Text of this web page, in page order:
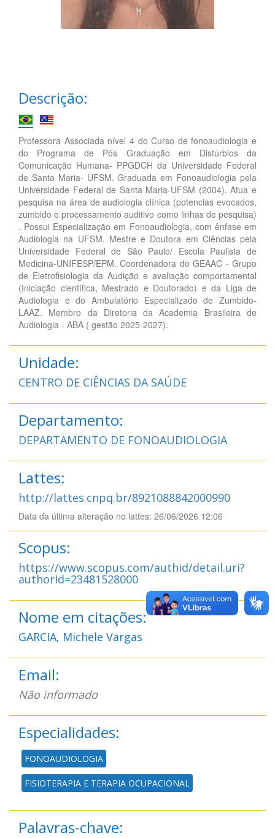
Descrição:
Professora Associada nível 4 do Curso de fonoaudiologia e
do Programa de Pós Graduação em Distúrbios da
Comunicação Humana- PPGDCH da Universidade Federal
de Santa Maria- UFSM. Graduada em Fonoaudiologia pela
Universidade Federal de Santa Maria-UFSM (2004). Atua e
pesquisa na área de audiologia clínica (potencias evocados,
zumbido e processamento auditivo como linhas de pesquisa)
. Possui Especialização em Fonoaudiologia, com ênfase em
Audiologia na UFSM. Mestre e Doutora em Ciências pela
Universidade Federal de São Paulo/ Escola Paulista de
Medicina-UNIFESP/EPM. Coordenadora do GEAAC - Grupo
de Eletrofisiologia da Audição e avaliação comportamental
(Iniciação científica, Mestrado e Doutorado) e da Liga de
Audiologia e do Ambulatório Especializado de Zumbido-
LAAZ. Membro da Diretoria da Academia Brasileira de
Audiologia - ABA ( gestão 2025-2027).
Unidade:
CENTRO DE CIÊNCIAS DA SAÚDE
Departamento:
DEPARTAMENTO DE FONOAUDIOLOGIA
Lattes:
http://lattes.cnpq.br/8921088842000990
Data da última alteração no lattes: 26/06/2026 12:06
Scopus:
https://www.scopus.com/authid/detail.uri?
authorId=23481528000
Nome em citações:
GARCIA, Michele Vargas
Email:
Não informado
Especialidades:
FONOAUDIOLOGIA
FISIOTERAPIA E TERAPIA OCUPACIONAL
Palavras-chave: